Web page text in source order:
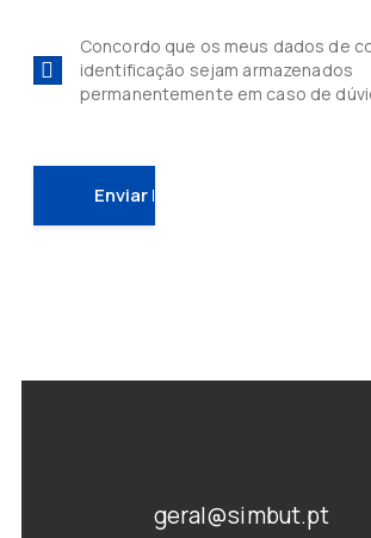
Concordo que os meus dados de
identificação sejam armazenados
permanentemente em caso de
geral@simbut.pt